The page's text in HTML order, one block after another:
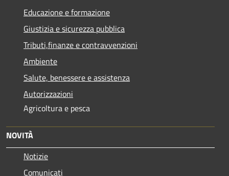
Educazione e formazione
Giustizia e sicurezza pubblica
Tributi,finanze e contravvenzioni
Ambiente
Salute, benessere e assistenza
Autorizzazioni
Agricoltura e pesca
NOVITÀ
Notizie
Comunicati